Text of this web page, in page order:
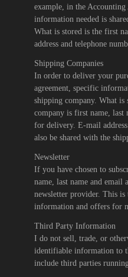
example, in the
information needed is
What is stored is the first
address and telephone
Shipping Companies
In order to deliver your
agreement, specific
shipping company. What is
company is first name, last
for delivery. E-mail
also be shared with the
Newsletter
If you have chosen to
name, last name and email
newsletter provider. This
information and offers for
Third Party Information
I do not sell, trade, or
identifiable information to
include third parties